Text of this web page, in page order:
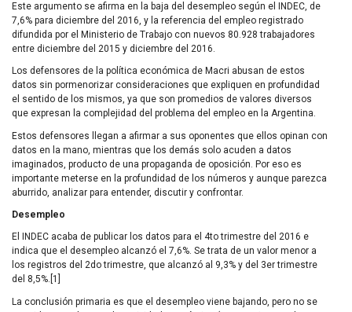
Este argumento se afirma en la baja del desempleo según el INDEC, de
7,6% para diciembre del 2016, y la referencia del empleo registrado
difundida por el Ministerio de Trabajo con nuevos 80.928 trabajadores
entre diciembre del 2015 y diciembre del 2016.
Los defensores de la política económica de Macri abusan de estos
datos sin pormenorizar consideraciones que expliquen en profundidad
el sentido de los mismos, ya que son promedios de valores diversos
que expresan la complejidad del problema del empleo en la Argentina.
Estos defensores llegan a afirmar a sus oponentes que ellos opinan con
datos en la mano, mientras que los demás solo acuden a datos
imaginados, producto de una propaganda de oposición. Por eso es
importante meterse en la profundidad de los números y aunque parezca
aburrido, analizar para entender, discutir y confrontar.
Desempleo
El INDEC acaba de publicar los datos para el 4to trimestre del 2016 e
indica que el desempleo alcanzó el 7,6%. Se trata de un valor menor a
los registros del 2do trimestre, que alcanzó al 9,3% y del 3er trimestre
del 8,5%.[1]
La conclusión primaria es que el desempleo viene bajando, pero no se